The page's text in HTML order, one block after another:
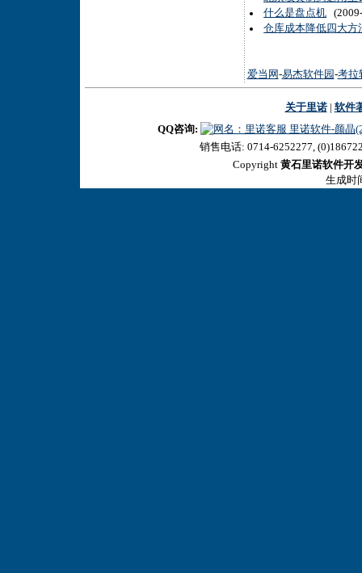
什么是盘点机
仓库成本降低四大方
爱当网 -易杰软件园 -考拉
关于里诺| 软件
QQ咨询:
里诺软件-颜晶
销售电话: 0714-6252277,
Copyright 黄石里诺软件开
生成时